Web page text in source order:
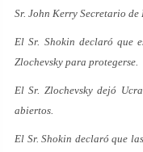
Sr. John Kerry Secretario de
El Sr. Shokin declaró que
Zlochevsky para protegerse.
El Sr. Zlochevsky dejó
abiertos.
El Sr. Shokin declaró que